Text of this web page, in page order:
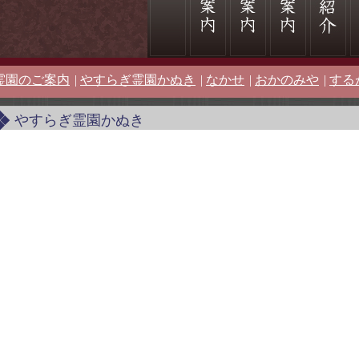
園のご案内 | やすらぎ霊園かぬき | なかせ | おかのみや | する
やすらぎ霊園かぬき